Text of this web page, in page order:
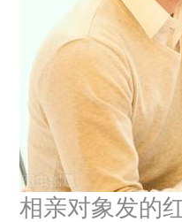
相亲对象发的